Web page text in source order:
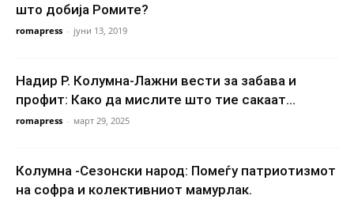
што добија Ромите?
romapress - јуни 13, 2019
Надир Р. Колумна-Лажни вести за забава и
профит: Како да мислите што тие сакаат...
romapress - март 29, 2025
Колумна -Сезонски народ: Помеѓу патриотизмот
на софра и колективниот мамурлак.